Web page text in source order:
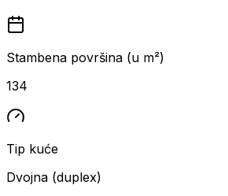
Stambena površina (u m²)
134
Tip kuće
Dvojna (duplex)